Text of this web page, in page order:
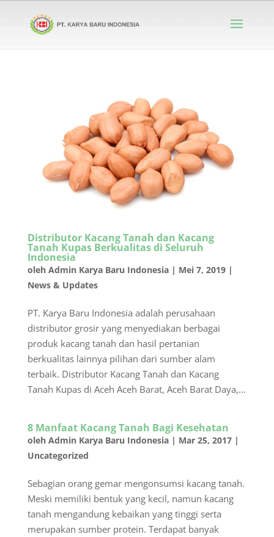
Distributor Kacang Tanah dan Kacang
Tanah Kupas Berkualitas di Seluruh
Indonesia
oleh Admin Karya Baru Indonesia| Mei 7, 2019|
News & Updates
PT. Karya Baru Indonesia adalah perusahaan
distributor grosir yang menyediakan berbagai
produk kacang tanah dan hasil pertanian
berkualitas lainnya pilihan dari sumber alam
terbaik. Distributor Kacang Tanah dan Kacang
Tanah Kupas di Aceh Aceh Barat, Aceh Barat Daya,...
8 Manfaat Kacang Tanah Bagi Kesehatan
oleh Admin Karya Baru Indonesia| Mar 25, 2017|
Uncategorized
Sebagian orang gemar mengonsumsi kacang tanah.
Meski memiliki bentuk yang kecil, namun kacang
tanah mengandung kebaikan yang tinggi serta
merupakan sumber protein. Terdapat banyak